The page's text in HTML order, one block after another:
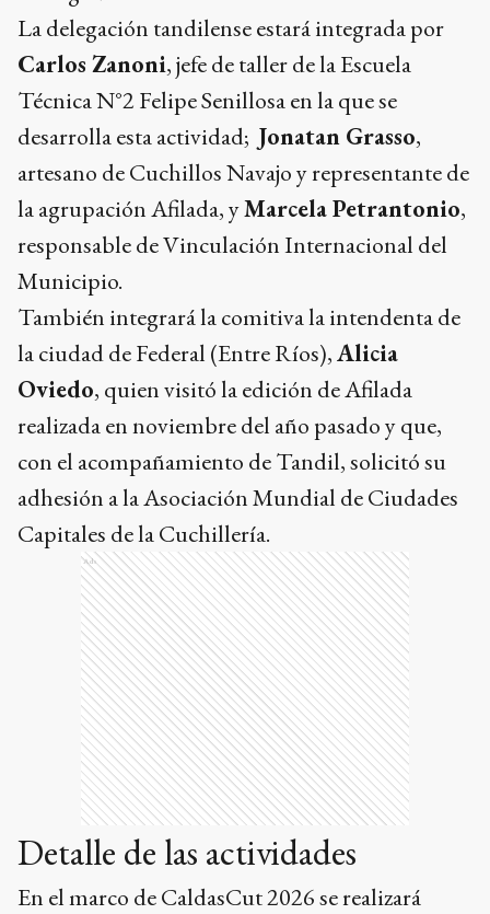
La delegación tandilense estará integrada por
Carlos Zanoni, jefe de taller de la Escuela
Técnica N°2 Felipe Senillosa en la que se
desarrolla esta actividad; Jonatan Grasso,
artesano de Cuchillos Navajo y representante de
la agrupación Afilada, yMarcela Petrantonio,
responsable de Vinculación Internacional del
Municipio.
También integrará la comitiva la intendenta de
la ciudad de Federal (Entre Ríos),Alicia
Oviedo, quien visitó la edición de Afilada
realizada en noviembre del año pasado y que,
con el acompañamiento de Tandil, solicitó su
adhesión a la Asociación Mundial de Ciudades
Capitales de la Cuchillería.
Ads
Detalle de las actividades
En el marco de CaldasCut 2026 se realizará